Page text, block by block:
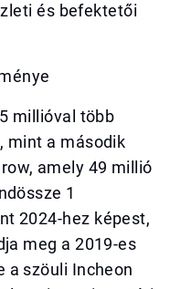
és befektetői
millióval több
mint a második
amely 49 millió
1
2024-hez képest,
meg a 2019-es
a szöuli Incheon